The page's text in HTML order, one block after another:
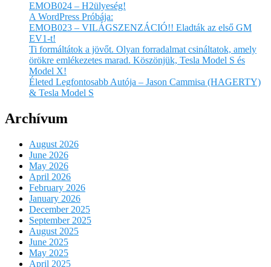
EMOB024 – H2ülyeség!
A WordPress Próbája:
EMOB023 – VILÁGSZENZÁCIÓ!! Eladták az első GM
EV1-t!
Ti formáltátok a jövőt. Olyan forradalmat csináltatok, amely
örökre emlékezetes marad. Köszönjük, Tesla Model S és
Model X!
Életed Legfontosabb Autója – Jason Cammisa (HAGERTY)
& Tesla Model S
Archívum
August 2026
June 2026
May 2026
April 2026
February 2026
January 2026
December 2025
September 2025
August 2025
June 2025
May 2025
April 2025